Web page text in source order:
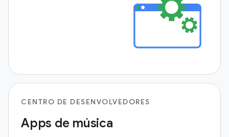
CENTRO DE DESENVOLVEDORES
Apps de música